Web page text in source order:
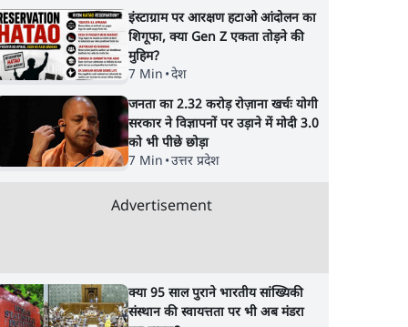
इंस्टाग्राम पर आरक्षण हटाओ आंदोलन का
शिगूफा, क्या Gen Z एकता तोड़ने की
मुहिम?
7 Min •देश
जनता का 2.32 करोड़ रोज़ाना खर्चः योगी
सरकार ने विज्ञापनों पर उड़ाने में मोदी 3.0
को भी पीछे छोड़ा
7 Min •उत्तर प्रदेश
Advertisement
क्या 95 साल पुराने भारतीय सांख्यिकी
संस्थान की स्वायत्तता पर भी अब मंडरा